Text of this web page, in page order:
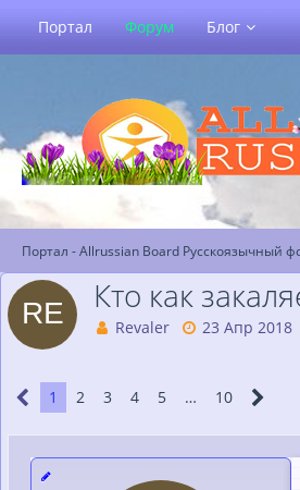
Портал Форум Блог
Портал - Allrussian Board Русскоязычный
Кто как
Revaler 23 Апр 2018
1 2 3 4 5 … 10